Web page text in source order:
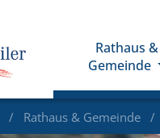
Rathaus &
Gemeinde
Rathaus & Gemeinde